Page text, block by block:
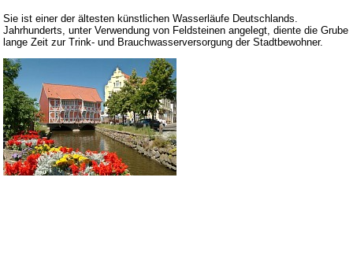
Sie ist einer der ältesten künstlichen Wasserläufe Deutschlands.
Jahrhunderts, unter Verwendung von Feldsteinen angelegt, diente die Grube
lange Zeit zur Trink- und Brauchwasserversorgung der Stadtbewohner.